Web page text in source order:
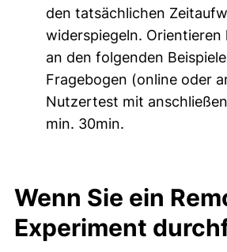
den tatsächlichen
widerspiegeln. Orientieren
an den folgenden
Fragebogen (online oder
Nutzertest mit
min. 30min.
Wenn Sie ein
Experiment